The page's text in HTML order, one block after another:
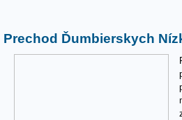
Prechod Ďumbierskych